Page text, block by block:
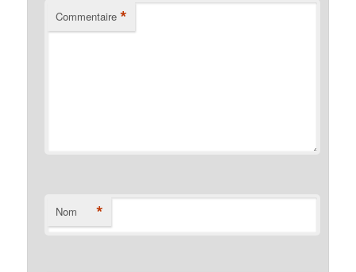
Commentaire *
Nom *